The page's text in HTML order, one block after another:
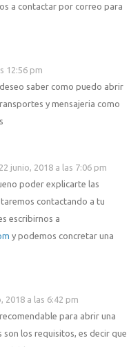
a contactar por correo para
12:56 pm
saber como puedo abrir
y mensajeria como
22 junio, 2018 a las 7:06 pm
poder explicarte las
contactando a tu
escribirnos a
y podemos concretar una
2018 a las 6:42 pm
para abrir una
los requisitos, es decir que